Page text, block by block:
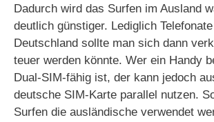
Dadurch wird das Surfen im Ausland
deutlich günstiger. Lediglich
Deutschland sollte man sich dann
teuer werden könnte. Wer ein Handy
Dual-SIM-fähig ist, der kann jedoch
deutsche SIM-Karte parallel nutzen.
Surfen die ausländische verwendet